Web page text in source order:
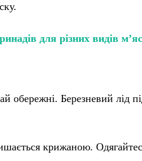
для різних видів
обережні. Березневий лід
крижаною.